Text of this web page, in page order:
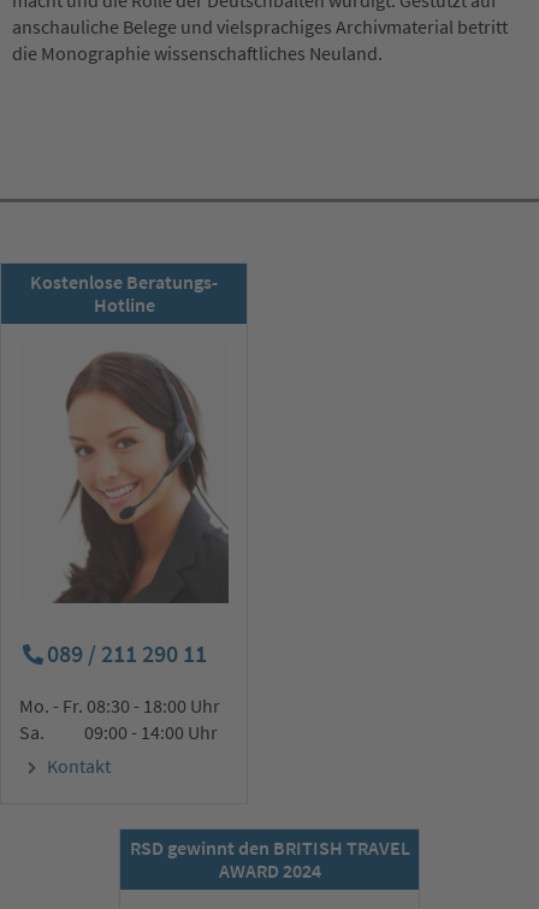
anschauliche Belege und vielsprachiges Archivmaterial betritt
die Monographie wissenschaftliches Neuland.
Kostenlose Beratungs-
Hotline
089 / 211 290 11
Mo. - Fr. 08:30 - 18:00 Uhr
Sa. 09:00 - 14:00 Uhr
Kontakt
RSD gewinnt den BRITISH TRAVEL
AWARD 2024